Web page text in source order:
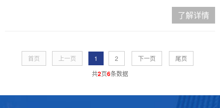
了解详情
首页 上一页 1 2 下一页
尾页
共2页6条数据